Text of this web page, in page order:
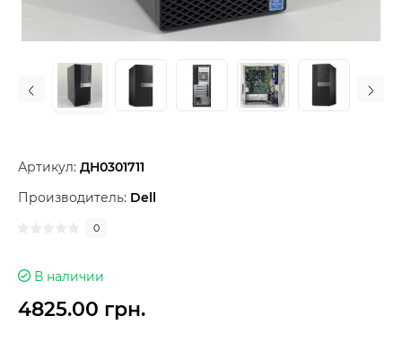
Артикул: ДН0301711
Производитель: Dell
0
В наличии
4825.00 грн.